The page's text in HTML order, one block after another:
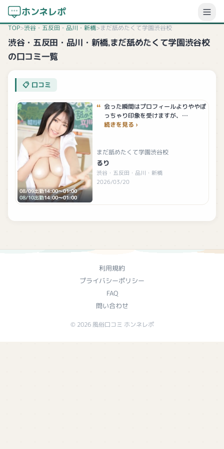
ホンネレポ
TOP>渋谷・五反田・品川・新橋>まだ舐めたくて学園渋谷校
渋谷・五反田・品川・新橋,まだ舐めたくて学園渋谷校
の口コミ一覧
口コミ
会った瞬間はプロフィールよりややぽ
っちゃり印象を受けますが、…
続きを見る
08/09出勤14:00〜01:00
08/10出勤14:00〜01:00
まだ舐めたくて学園渋谷校
るり
渋谷・五反田・品川・新橋
2026/03/20
利用規約
プライバシーポリシー
FAQ
問い合わせ
© 2026 風俗口コミ ホンネレポ